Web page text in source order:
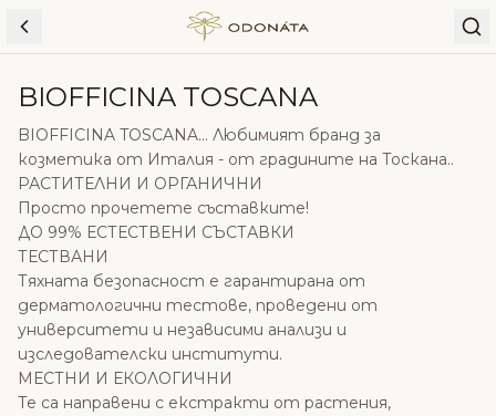
Skip to content
BIOFFICINA TOSCANA
BIOFFICINA TOSCANA... Любимият бранд за
козметика от Италия - от градините на Тоскана..
РАСТИТЕЛНИ И ОРГАНИЧНИ
Просто прочетете съставките!
ДО 99% ЕСТЕСТВЕНИ СЪСТАВКИ
ТЕСТВАНИ
Тяхната безопасност е гарантирана от
дерматологични тестове, проведени от
университети и независими анализи и
изследователски институти.
МЕСТНИ И ЕКОЛОГИЧНИ
Те са направени с екстракти от растения,